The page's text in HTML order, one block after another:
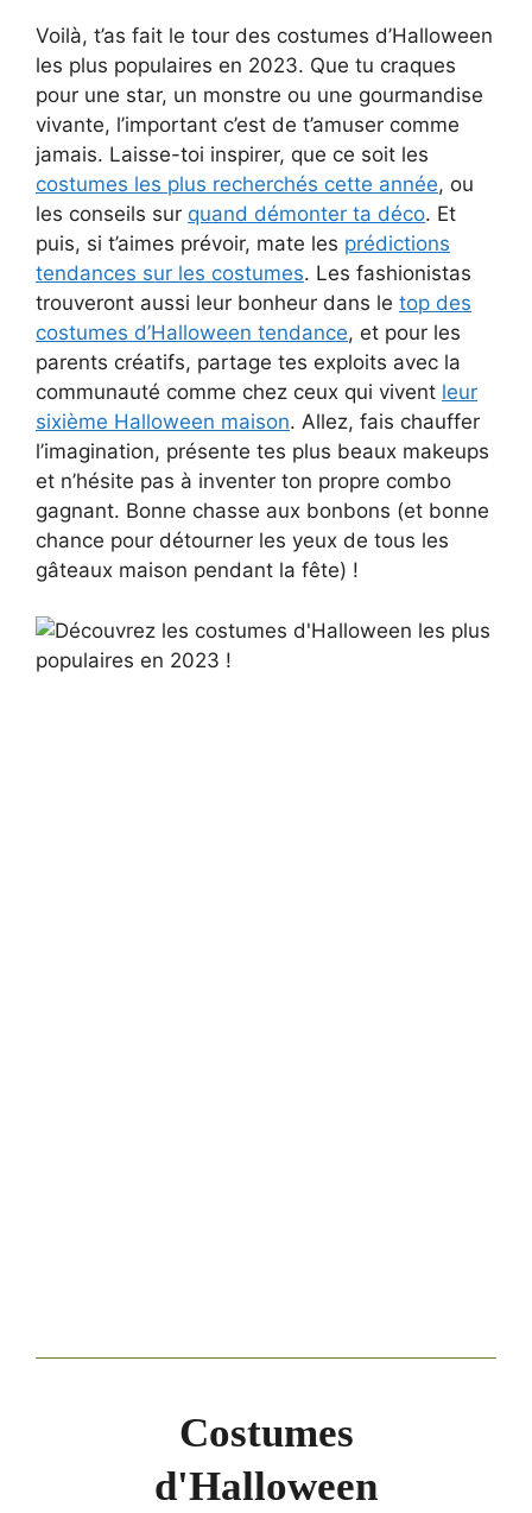
Voilà, t’as fait le tour des costumes d’Halloween
les plus populaires en 2023. Que tu craques
pour une star, un monstre ou une gourmandise
vivante, l’important c’est de t’amuser comme
jamais. Laisse-toi inspirer, que ce soit les
costumes les plus recherchés cette année, ou
les conseils sur quand démonter ta déco. Et
puis, si t’aimes prévoir, mate les prédictions
tendances sur les costumes. Les fashionistas
trouveront aussi leur bonheur dans le top des
costumes d’Halloween tendance, et pour les
parents créatifs, partage tes exploits avec la
communauté comme chez ceux qui vivent leur
sixième Halloween maison. Allez, fais chauffer
l’imagination, présente tes plus beaux makeups
et n’hésite pas à inventer ton propre combo
gagnant. Bonne chasse aux bonbons (et bonne
chance pour détourner les yeux de tous les
gâteaux maison pendant la fête) !
Costumes
d'Halloween